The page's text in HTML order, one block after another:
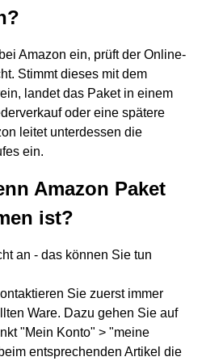
Amazon ein, prüft der Online-
Stimmt dieses mit dem
landet das Paket in einem
oder eine spätere
leitet unterdessen die
ein.
Amazon Paket
ist?
an - das können Sie tun
Sie zuerst immer
Ware. Dazu gehen Sie auf
"Mein Konto" > "meine
entsprechenden Artikel die